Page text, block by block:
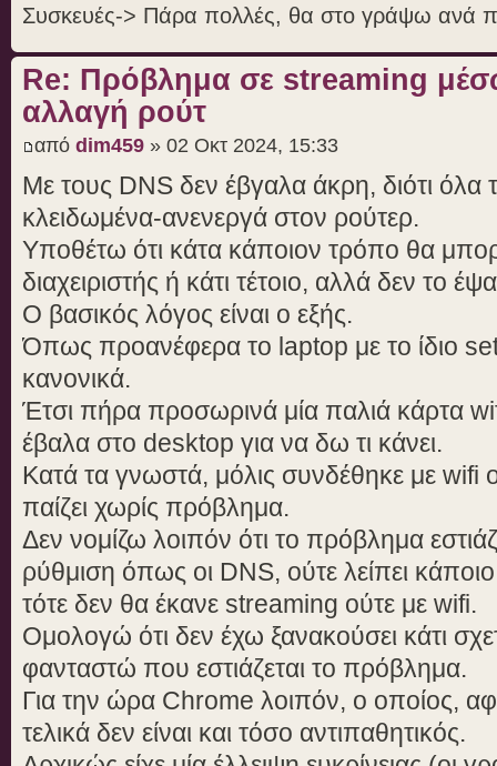
Συσκευές-> Πάρα πολλές, θα στο γράψω ανά
Re: Πρόβλημα σε streaming
αλλαγή ρούτ
από dim459 » 02 Οκτ 2024, 15:33
Με τους DNS δεν έβγαλα άκρη, διότι όλα
κλειδωμένα-ανενεργά στον ρούτερ.
Υποθέτω ότι κάτα κάποιον τρόπο θα
διαχειριστής ή κάτι τέτοιο, αλλά δεν το
Ο βασικός λόγος είναι ο εξής.
Όπως προανέφερα το laptop με το ίδιο
κανονικά.
Έτσι πήρα προσωρινά μία παλιά κάρτα
έβαλα στο desktop για να δω τι κάνει.
Κατά τα γνωστά, μόλις συνδέθηκε με wifi
παίζει χωρίς πρόβλημα.
Δεν νομίζω λοιπόν ότι το πρόβλημα
ρύθμιση όπως οι DNS, ούτε λείπει
τότε δεν θα έκανε streaming ούτε με wifi.
Ομολογώ ότι δεν έχω ξανακούσει κάτι
φανταστώ που εστιάζεται το πρόβλημα.
Για την ώρα Chrome λοιπόν, ο οποίος,
τελικά δεν είναι και τόσο αντιπαθητικός.